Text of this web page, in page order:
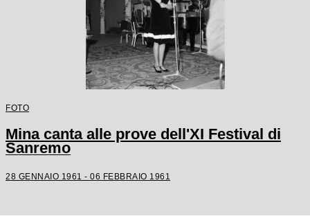
FOTO
Mina canta alle prove dell'XI Festival di
Sanremo
28 GENNAIO 1961 - 06 FEBBRAIO 1961